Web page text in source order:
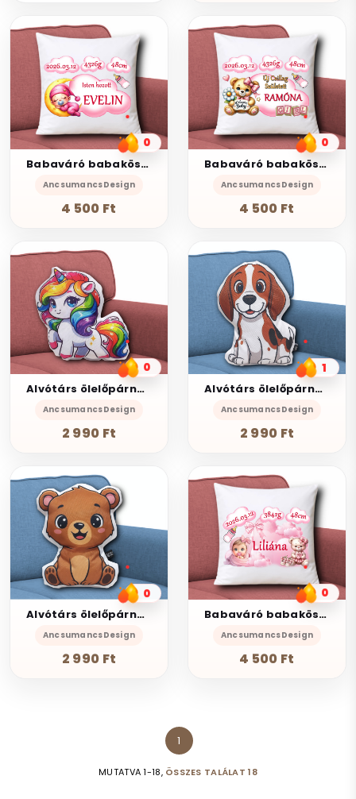
0
Babaváró babaköszöntő Díszpárna névvel adatokkal 35x35cm Lány001
AncsumancsDesign
4 500 Ft
0
Babaváró babaköszöntő Díszpárna névvel adatokkal 35x35cm Lány002
AncsumancsDesign
4 500 Ft
0
Alvótárs ölelőpárna kétoldalas gyermek formapárna - Unikornis 30cm
AncsumancsDesign
2 990 Ft
1
Alvótárs ölelőpárna kétoldalas gyermek formapárna - Kutya kutyus 28cm
AncsumancsDesign
2 990 Ft
0
Alvótárs ölelőpárna kétoldalas gyermek formapárna - Maci mackó 27cm
AncsumancsDesign
2 990 Ft
0
Babaváró babaköszöntő Díszpárna névvel adatokkal 35x35cm Lány003
AncsumancsDesign
4 500 Ft
MUTATVA 1-18, ÖSSZES TALÁLAT 18
1